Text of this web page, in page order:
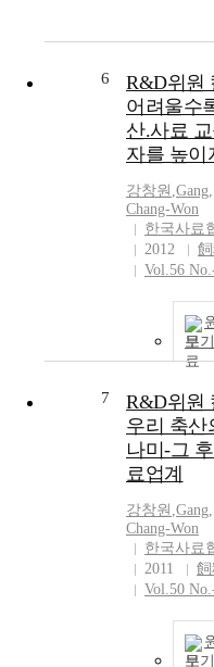
6
R&D위원
어려울수
산.사료
자를 높이
강창원 ,Gang,
Chang-Won
한국사료
2012
Vol.56
보기
7
R&D위원
우리 축산
나미-그
료업계
강창원 ,Gang,
Chang-Won
한국사료
2011
Vol.50
보기